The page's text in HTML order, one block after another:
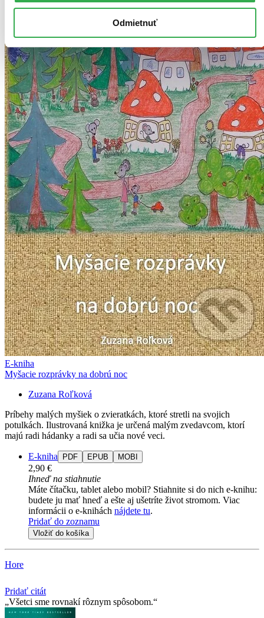
Odmietnuť
E-kniha
Myšacie rozprávky na dobrú noc
Zuzana Roľková
Príbehy malých myšiek o zvieratkách, ktoré stretli na svojich
potulkách. Ilustrovaná knižka je určená malým zvedavcom, ktorí
majú radi hádanky a radi sa učia nové veci.
E-kniha PDF EPUB MOBI
2,90 €
Ihneď na stiahnutie
Máte čítačku, tablet alebo mobil? Stiahnite si do nich e-knihu:
budete ju mať hneď a ešte aj ušetríte život stromom. Viac
informácii o e-knihách nájdete tu.
Pridať do zoznamu
Vložiť do košíka
Hore
Pridať citát
Všetci sme rovnakí rôznym spôsobom.